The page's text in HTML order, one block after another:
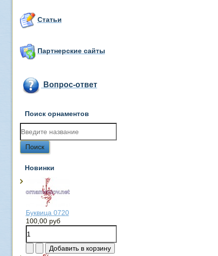
Статьи
Партнерские сайты
Вопрос-ответ
Поиск орнаментов
Новинки
Буквица 0720
100,00 руб